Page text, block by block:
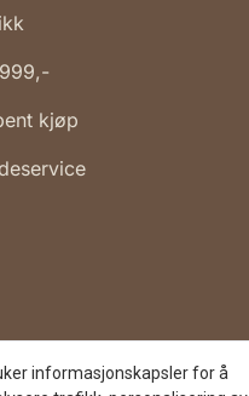
kjøp
informasjonskapsler for å